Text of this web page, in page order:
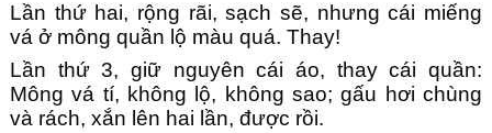
Lần thứ hai, rộng rãi, sạch sẽ, nhưng cái miếng
vá ở mông quần lộ màu quá. Thay!
Lần thứ 3, giữ nguyên cái áo, thay cái quần:
Mông vá tí, không lộ, không sao; gấu hơi chùng
và rách, xắn lên hai lần, được rồi.